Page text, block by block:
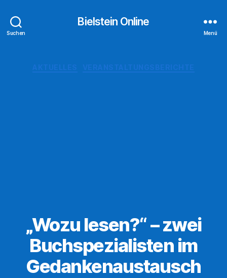
Suchen
Bielstein Online
Menü
„Wozu lesen?“ – zwei
Buchspezialisten im
Gedankenaustausch